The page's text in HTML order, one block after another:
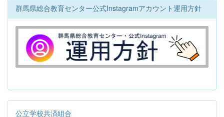
群馬県総合教育センター公式Instagramアカウント運用方針
公立学校共済組合